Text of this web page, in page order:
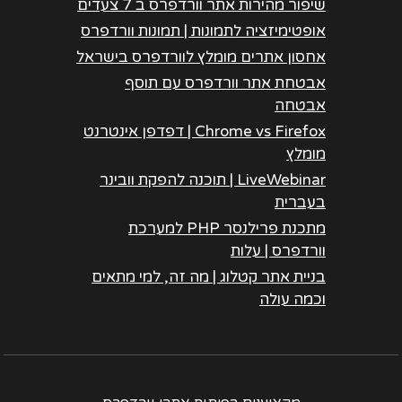
שיפור מהירות אתר וורדפרס ב 7 צעדים
אופטימיזציה לתמונות | תמונות וורדפרס
אחסון אתרים מומלץ לוורדפרס בישראל
אבטחת אתר וורדפרס עם תוסף
אבטחה
Chrome vs Firefox | דפדפן אינטרנט
מומלץ
LiveWebinar | תוכנה להפקת וובינר
בעברית
מתכנת פרילנסר PHP למערכת
וורדפרס | עלות
בניית אתר קטלוג | מה זה, למי מתאים
וכמה עולה